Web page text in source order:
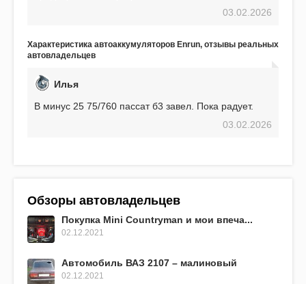
использования не было ни единой поломки,
EFB 75. Судя по характеристикам, он даже
превосходит предыдущую модель.
03.02.2026
Характеристика автоаккумуляторов Enrun, отзывы реальных
автовладельцев
Илья
В минус 25 75/760 пассат б3 завел. Пока радует.
03.02.2026
Обзоры автовладельцев
Покупка Mini Countryman и мои впеча...
02.12.2021
Автомобиль ВАЗ 2107 – малиновый
02.12.2021